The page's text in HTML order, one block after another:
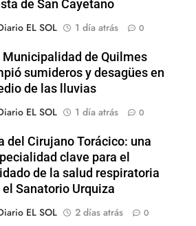
de San Cayetano
EL SOL
1 día atrás 0
Municipalidad de Quilmes
sumideros y desagües en
de las lluvias
EL SOL
1 día atrás 0
del Cirujano Torácico: una
clave para el
de la salud respiratoria
el Sanatorio Urquiza
EL SOL
2 días atrás 0